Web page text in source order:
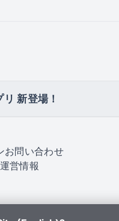
新登場！
お問い合わせ
運営情報